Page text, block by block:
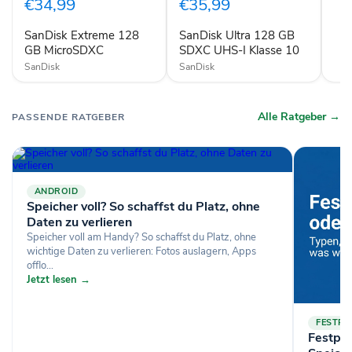
MicroSDXC
€34,99
SanDisk Extreme 128
GB MicroSDXC
SanDisk
SDXC
Klasse
10
€35,99
SanDisk Ultra 128 GB
SDXC UHS-I Klasse 10
SanDisk
PASSENDE RATGEBER Alle Ratgeber →
ANDROID
Speicher voll? So schaffst du Platz, ohne
Daten zu verlieren
Speicher voll am Handy? So schaffst du Platz, ohne
wichtige Daten zu verlieren: Fotos auslagern, Apps
offlo...
Jetzt lesen →